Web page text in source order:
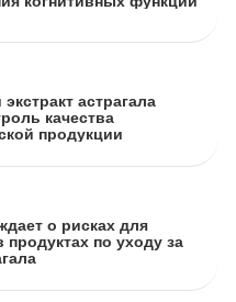
астрагала
качества
продукции
о рисках для
продуктах по уходу за